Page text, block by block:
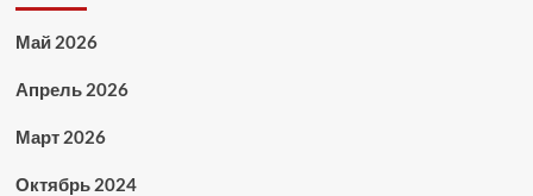
Май 2026
Апрель 2026
Март 2026
Октябрь 2024